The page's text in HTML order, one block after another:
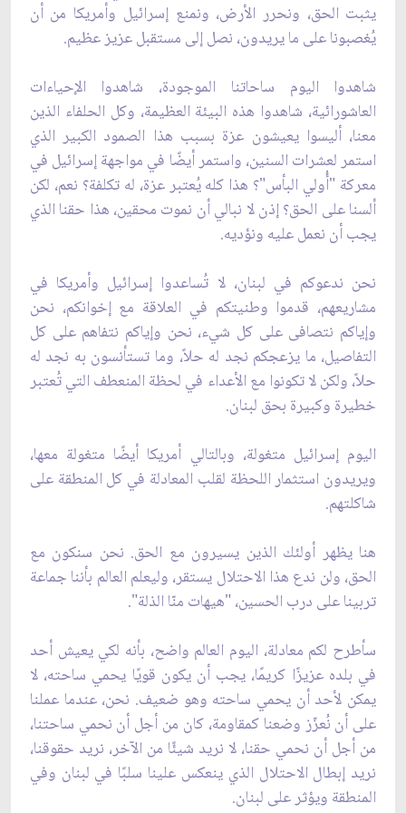
يثبت الحق، ونحرر الأرض، ونمنع إسرائيل وأمريكا من أن
يُغصبونا على ما يريدون، نصل إلى مستقبل عزيز عظيم.
شاهدوا اليوم ساحاتنا الموجودة، شاهدوا الإحياءات
العاشورائية، شاهدوا هذه البيئة العظيمة، وكل الحلفاء الذين
معنا، أليسوا يعيشون عزة بسبب هذا الصمود الكبير الذي
استمر لعشرات السنين، واستمر أيضًا في مواجهة إسرائيل في
معركة "أُولي البأس"؟ هذا كله يُعتبر عزة، له تكلفة؟ نعم، لكن
ألسنا على الحق؟ إذن لا نبالي أن نموت محقين، هذا حقنا الذي
يجب أن نعمل عليه ونؤديه.
نحن ندعوكم في لبنان، لا تُساعدوا إسرائيل وأمريكا في
مشاريعهم، قدموا وطنيتكم في العلاقة مع إخوانكم، نحن
وإياكم نتصافى على كل شيء، نحن وإياكم نتفاهم على كل
التفاصيل، ما يزعجكم نجد له حلاً، وما تستأنسون به نجد له
حلاً، ولكن لا تكونوا مع الأعداء في لحظة المنعطف التي تُعتبر
خطيرة وكبيرة بحق لبنان.
اليوم إسرائيل متغولة، وبالتالي أمريكا أيضًا متغولة معها،
ويريدون استثمار اللحظة لقلب المعادلة في كل المنطقة على
شاكلتهم.
هنا يظهر أولئك الذين يسيرون مع الحق. نحن سنكون مع
الحق، ولن ندع هذا الاحتلال يستقر، وليعلم العالم بأننا جماعة
تربينا على درب الحسين، "هيهات منّا الذلة".
سأطرح لكم معادلة، اليوم العالم واضح، بأنه لكي يعيش أحد
في بلده عزيزًا كريمًا، يجب أن يكون قويًا يحمي ساحته، لا
يمكن لأحد أن يحمي ساحته وهو ضعيف. نحن، عندما عملنا
على أن نُعزّز وضعنا كمقاومة، كان من أجل أن نحمي ساحتنا،
من أجل أن نحمي حقنا، لا نريد شيئًا من الآخر، نريد حقوقنا،
نريد إبطال الاحتلال الذي ينعكس علينا سلبًا في لبنان وفي
المنطقة ويؤثر على لبنان.